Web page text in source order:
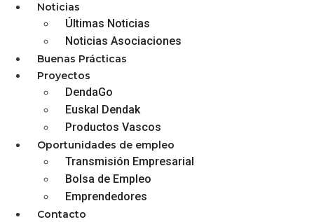
Noticias
Últimas Noticias
Noticias Asociaciones
Buenas Prácticas
Proyectos
DendaGo
Euskal Dendak
Productos Vascos
Oportunidades de empleo
Transmisión Empresarial
Bolsa de Empleo
Emprendedores
Contacto
Tarjeta BEDELKAR!
BEDELKAR | BERGARA
Una tarjeta GRATUITA
Que no conlleva ningún gasto adicional: sin comisiones, sin